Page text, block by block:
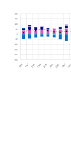
The chart has
1996 1997 1998 1999 2000 2001 2002 2003 2004
-250
-200
-150
-100
-50
0
50
100
150
200